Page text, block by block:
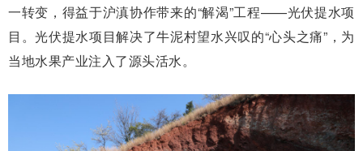
一转变，得益于沪滇协作带来的“解渴”工程——光伏提水项
目。光伏提水项目解决了牛泥村望水兴叹的“心头之痛”，为
当地水果产业注入了源头活水。